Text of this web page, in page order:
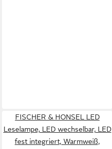
FISCHER & HONSEL LED
Leselampe, LED wechselbar, LED
fest integriert, Warmweiß,